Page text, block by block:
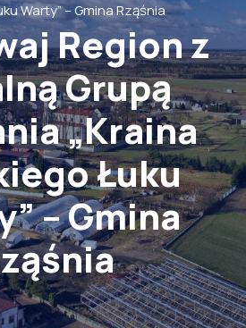
Warty” – Gmina Rząśnia
Region z
Grupą
„Kraina
Łuku
– Gmina